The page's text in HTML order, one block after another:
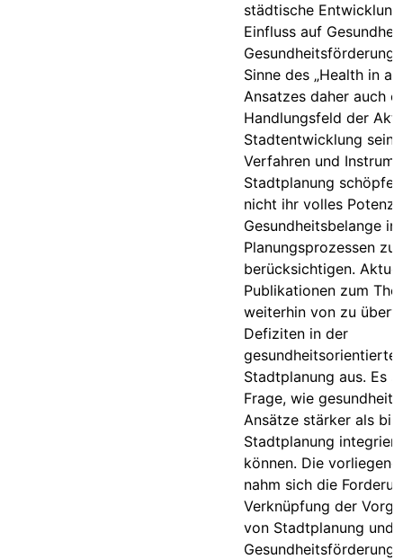
städtische
Einfluss auf
Gesundheitsförderung
Sinne des „Health in
Ansatzes daher auch
Handlungsfeld der
Stadtentwicklung sein.
Verfahren und
Stadtplanung
nicht ihr volles
Gesundheitsbelange in
Planungsprozessen zu
berücksichtigen.
Publikationen zum
weiterhin von zu
Defiziten in der
Stadtplanung aus. Es
Frage, wie
Ansätze stärker als
Stadtplanung
können. Die
nahm sich die
Verknüpfung der
von Stadtplanung und
Gesundheitsförderung